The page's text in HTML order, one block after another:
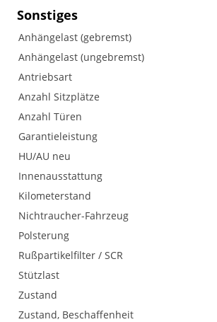
Sonstiges
Anhängelast (gebremst)
Anhängelast (ungebremst)
Antriebsart
Anzahl Sitzplätze
Anzahl Türen
Garantieleistung
HU/AU neu
Innenausstattung
Kilometerstand
Nichtraucher-Fahrzeug
Polsterung
Rußpartikelfilter / SCR
Stützlast
Zustand
Zustand, Beschaffenheit